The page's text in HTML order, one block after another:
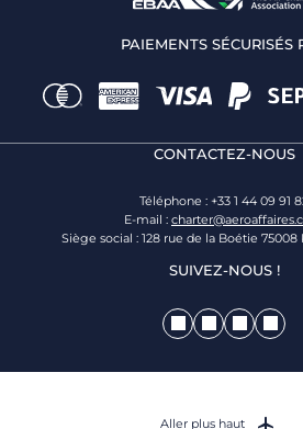
PAIEMENTS SÉCURISÉS
CONTACTEZ-NOUS
Téléphone : +33 1 44 09 91
E-mail :
Siège social : 128 rue de la Boétie 75008
SUIVEZ-NOUS !
Aller plus haut